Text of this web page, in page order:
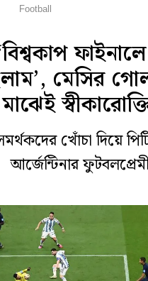
Football
মেসির
খোঁচা দিয়ে
আর্জেন্টিনার